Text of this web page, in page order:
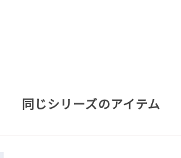
同じシリーズのアイテム